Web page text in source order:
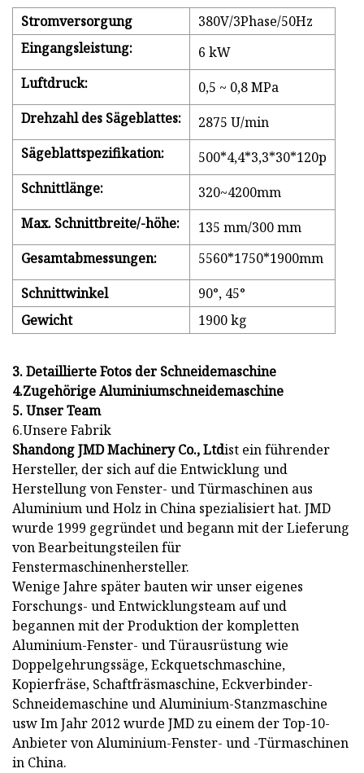
Stromversorgung
380V/3Phase/50Hz
Eingangsleistung:
6 kW
Luftdruck:
0,5 ~ 0,8 MPa
Drehzahl des Sägeblattes:
2875 U/min
Sägeblattspezifikation:
500*4,4*3,3*30*120p
Schnittlänge:
320~4200mm
Max. Schnittbreite/-höhe:
135 mm/300 mm
Gesamtabmessungen:
5560*1750*1900mm
Schnittwinkel
90°, 45°
Gewicht
1900 kg
3. Detaillierte Fotos der Schneidemaschine
4.Zugehörige Aluminiumschneidemaschine
5. Unser Team
6.Unsere Fabrik
Shandong JMD Machinery Co., Ltdist ein führender
Hersteller, der sich auf die Entwicklung und
Herstellung von Fenster- und Türmaschinen aus
Aluminium und Holz in China spezialisiert hat. JMD
wurde 1999 gegründet und begann mit der Lieferung
von Bearbeitungsteilen für
Fenstermaschinenhersteller.
Wenige Jahre später bauten wir unser eigenes
Forschungs- und Entwicklungsteam auf und
begannen mit der Produktion der kompletten
Aluminium-Fenster- und Türausrüstung wie
Doppelgehrungssäge, Eckquetschmaschine,
Kopierfräse, Schaftfräsmaschine, Eckverbinder-
Schneidemaschine und Aluminium-Stanzmaschine
usw Im Jahr 2012 wurde JMD zu einem der Top-10-
Anbieter von Aluminium-Fenster- und -Türmaschinen
in China.